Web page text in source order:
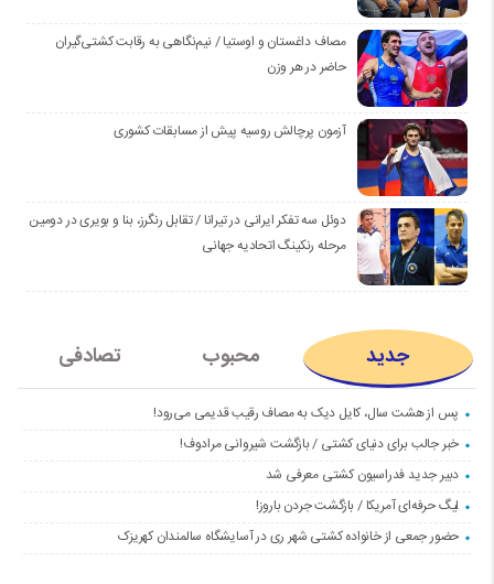
مصاف داغستان و اوستیا / نیم‌نگاهی به رقابت کشتی‌گیران
حاضر در هر وزن
آزمون پرچالش روسیه پیش از مسابقات کشوری
دوئل سه تفکر ایرانی در تیرانا / تقابل رنگرز، بنا و بویری در دومین
مرحله رنکینگ اتحادیه جهانی
جدید محبوب تصادفی
پس از هشت سال، کایل دیک به مصاف رقیب قدیمی می‌رود!
خبر جالب برای دنیای کشتی / بازگشت شیروانی مرادوف!
دبیر جدید فدراسیون کشتی معرفی شد
لیگ حرفه‌ای آمریکا / بازگشت جردن باروز!
حضور جمعی از خانواده کشتی شهر ری در آسایشگاه سالمندان کهریزک